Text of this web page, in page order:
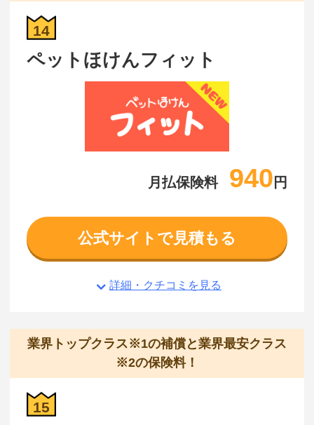
14
ペットほけんフィット
月払保険料 940 円
公式サイトで見積もる
詳細・クチコミを見る
業界トップクラス※1の補償と業界最安クラス
※2の保険料！
15